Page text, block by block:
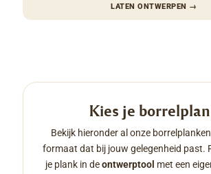
LATEN ONTWERPEN →
Kies je
Bekijk hieronder al onze
formaat dat bij jouw gelegenheid past.
je plank in deontwerptool met een